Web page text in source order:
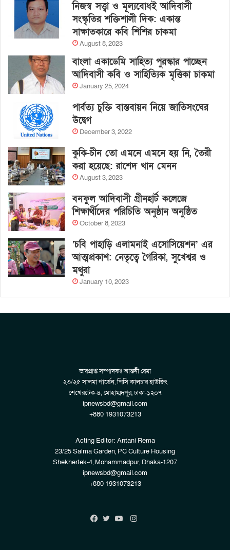
নিজস্ব সত্ত্বা ও মূল্যবোধই আদিবাসী
সংস্কৃতির শক্তিশালী দিক: একান্ত
সাক্ষাতকারে কবি শিশির চাকমা
August 8, 2023
বাংলা একাডেমি সাহিত্য পুরস্কার পাচ্ছেন
আদিবাসী কবি ও সাহিত্যিক মৃত্তিকা চাকমা
January 25, 2024
পার্বত্য চুক্তি বাস্তবায়ন নিয়ে জাতিসংঘের
উদ্বেগ
December 3, 2022
কুকি-চীন তো এমনে এমনে হয় নি, তৈরী
করা হয়েছে: রাশেদ খান মেনন
August 3, 2023
বনফুল আদিবাসী গ্রীনহার্ট কলেজে
শিক্ষার্থীদের পরিচিতি অনুষ্ঠান অনুষ্ঠিত
October 8, 2023
‘চবি পাহাড়ি এলামনাই এসোসিয়েশন’ এর
আত্মপ্রকাশ: নেতৃত্বে গৈরিকা, সুখেশ্বর ও
মথুরা
January 10, 2023
ভারপ্রাপ্ত সম্পাদকঃ আন্তনী রেমা
২৩/২৫ সালমা গার্ডেন, পিসি কালচার হাউজিং
শেখেরটেক-৪, মোহাম্মদপুর, ঢাকা-১২০৭
ipnewsbd@gmail.com
+880 1931073213
Acting Editor: Antani Rema
23/25 Salma Garden, PC Culture Housing
Shekhertek-4, Mohammadpur, Dhaka-1207
ipnewsbd@gmail.com
+880 1931073213
Instagram